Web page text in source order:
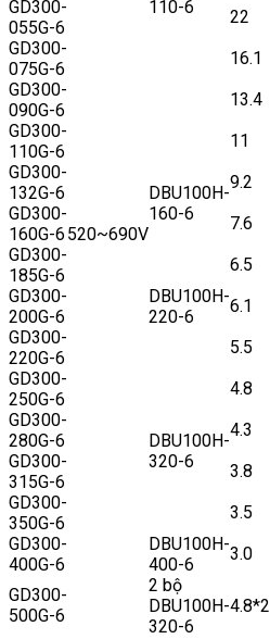
520~690V
110-6
GD300-
055G-6
22
GD300-
075G-6
16.1
GD300-
090G-6
13.4
GD300-
110G-6
11
GD300-
132G-6
DBU100H-
160-6
9.2
GD300-
160G-6
7.6
GD300-
185G-6
DBU100H-
220-6
6.5
GD300-
200G-6
6.1
GD300-
220G-6
5.5
GD300-
250G-6
DBU100H-
320-6
4.8
GD300-
280G-6
4.3
GD300-
315G-6
3.8
GD300-
350G-6
3.5
GD300-
400G-6
DBU100H-
400-6
3.0
GD300-
500G-6
2 bộ
DBU100H-
320-6
4.8*2